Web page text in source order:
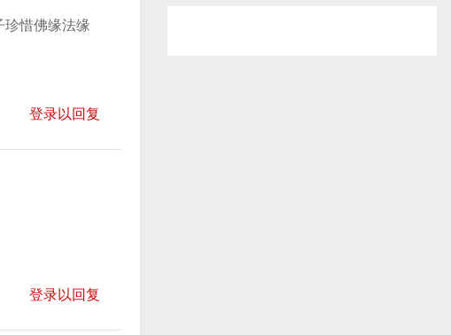
珍惜佛缘法缘
登录以回复
登录以回复